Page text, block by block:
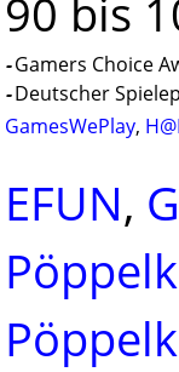
90 bis
-Gamers Choice
-Deutscher
GamesWePlay,
EFUN,